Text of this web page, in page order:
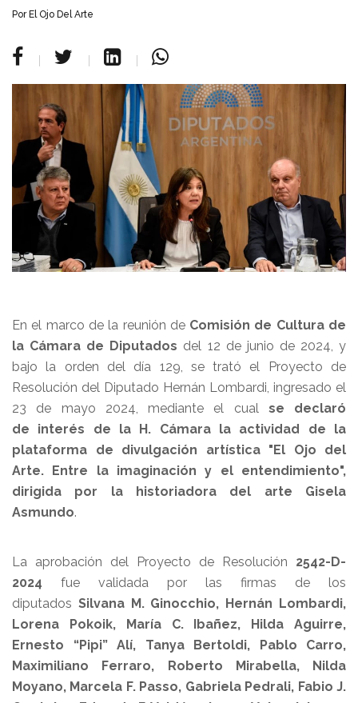
Por El Ojo Del Arte
En el marco de la reunión de Comisión de Cultura de
la Cámara de Diputados del 12 de junio de 2024, y
bajo la orden del día 129, se trató el Proyecto de
Resolución del Diputado Hernán Lombardi, ingresado el
23 de mayo 2024, mediante el cual se declaró
de interés de la H. Cámara la actividad de la
plataforma de divulgación artística "El Ojo del
Arte. Entre la imaginación y el entendimiento",
dirigida por la historiadora del arte Gisela
Asmundo.
La aprobación del Proyecto de Resolución 2542-D-
2024 fue validada por las firmas de los
diputados Silvana M. Ginocchio, Hernán Lombardi,
Lorena Pokoik, María C. Ibañez, Hilda Aguirre,
Ernesto “Pipi” Alí, Tanya Bertoldi, Pablo Carro,
Maximiliano Ferraro, Roberto Mirabella, Nilda
Moyano, Marcela F. Passo, Gabriela Pedrali, Fabio J.